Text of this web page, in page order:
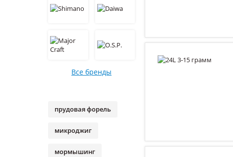
Все бренды
прудовая форель
микроджиг
мормышинг